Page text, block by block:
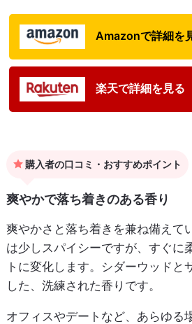
Amazonで詳細を
楽天で詳細を見る
購入者の口コミ・おすすめポイント
爽やかで落ち着きのある香り
爽やかさと落ち着きを兼ね備えて
は少しスパイシーですが、すぐに
トに変化します。シダーウッドと
した、洗練された香りです。
オフィスやデートなど、あらゆる